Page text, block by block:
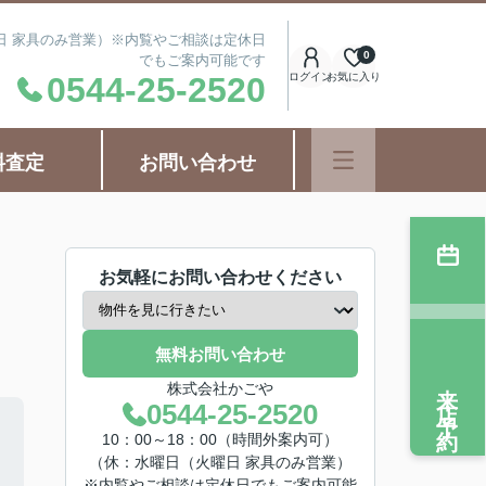
家具のみ営業）※内覧やご相談は定休日
でもご案内可能です
0544-25-2520 ログインお気に入り
0
査定 お問い合わせ
お気軽にお問い合わせください
無料お問い合わせ
株式会社かごや
0544-25-2520
10：00～18：00（時間外案内可）
（休：水曜日（火曜日 家具のみ営業）
来店予約